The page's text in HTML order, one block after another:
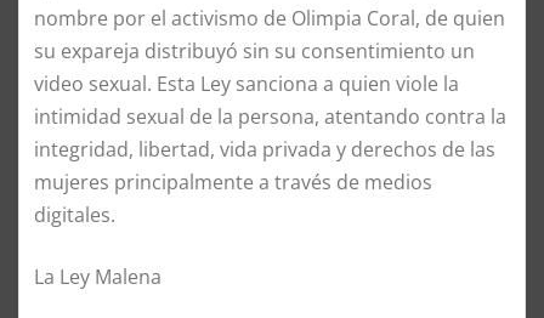
nombre por el activismo de Olimpia Coral, de quien
su expareja distribuyó sin su consentimiento un
video sexual. Esta Ley sanciona a quien viole la
intimidad sexual de la persona, atentando contra la
integridad, libertad, vida privada y derechos de las
mujeres principalmente a través de medios
digitales.
La Ley Malena